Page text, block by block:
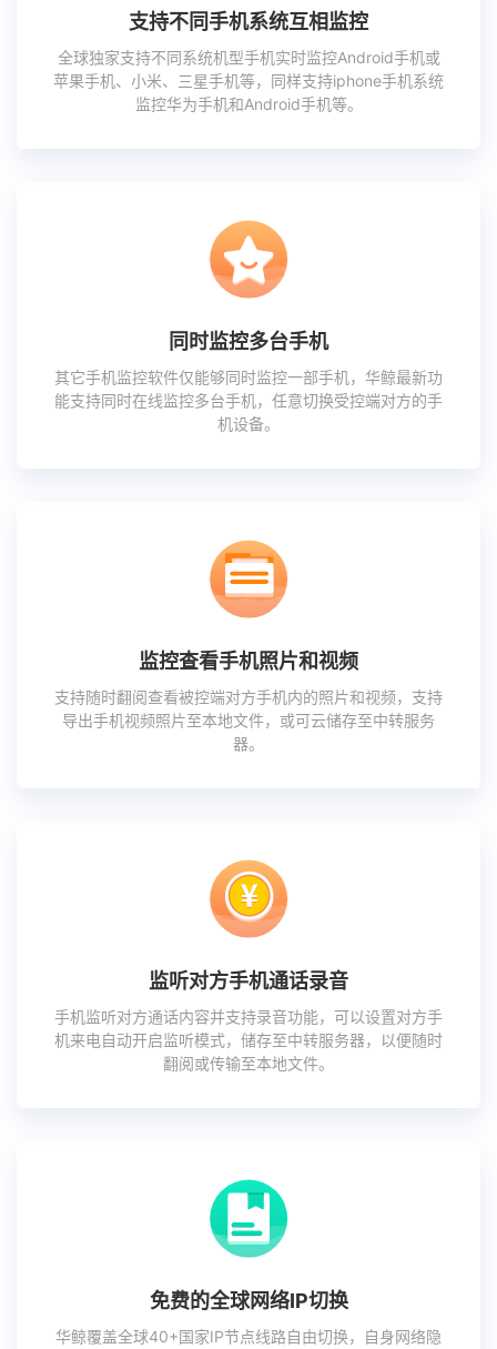
支持不同手机系统互相监控
全球独家支持不同系统机型手机实时监控Android手机或
苹果手机、小米、三星手机等，同样支持iphone手机系统
监控华为手机和Android手机等。
同时监控多台手机
其它手机监控软件仅能够同时监控一部手机，华鲸最新功
能支持同时在线监控多台手机，任意切换受控端对方的手
机设备。
监控查看手机照片和视频
支持随时翻阅查看被控端对方手机内的照片和视频，支持
导出手机视频照片至本地文件，或可云储存至中转服务
器。
监听对方手机通话录音
手机监听对方通话内容并支持录音功能，可以设置对方手
机来电自动开启监听模式，储存至中转服务器，以便随时
翻阅或传输至本地文件。
免费的全球网络IP切换
华鲸覆盖全球40+国家IP节点线路自由切换，自身网络隐